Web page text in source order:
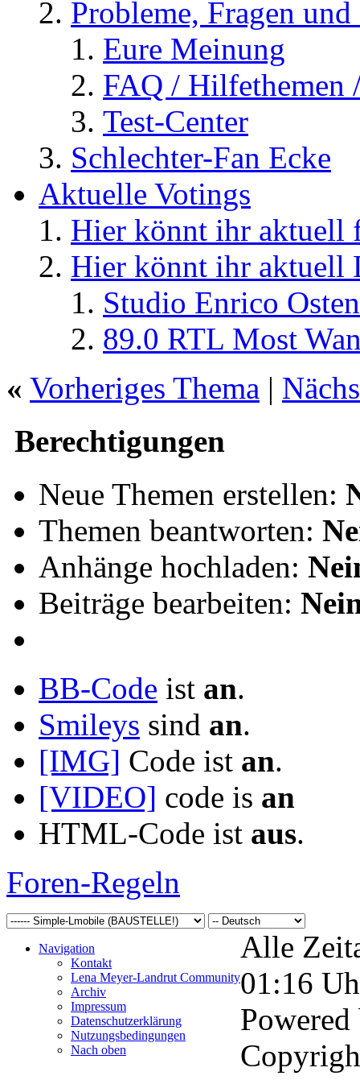
Probleme, Fragen
Eure Meinung
FAQ / Hilfethemen
Test-Center
Schlechter-Fan Ecke
Aktuelle Votings
Hier könnt ihr aktuell
Hier könnt ihr aktuell
Studio Enrico
89.0 RTL Most
« Vorheriges Thema |
Berechtigungen
Neue Themen erstellen:
Themen beantworten:
Anhänge hochladen:
Beiträge bearbeiten:
BB-Code ist an.
Smileys sind an.
[IMG] Code ist an.
[VIDEO] code is an
HTML-Code ist aus.
Foren-Regeln
Navigation
Kontakt
Lena Meyer-Landrut Community
Archiv
Impressum
Datenschutzerklärung
Nutzungsbedingungen
Nach oben
Alle
01:16